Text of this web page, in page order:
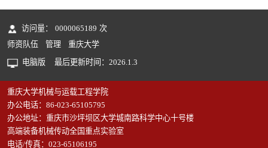
访问量： 0000065189 次
师资队伍
管理
重庆大学
电脑版
最后更新时间： 2026.1.3
重庆大学机械与运载工程学院
办公电话：86-023-65105795
办公地址：重庆市沙坪坝区大学城南路科学中心十号楼
高端装备机械传动全国重点实验室
电话/传真：023-65106195